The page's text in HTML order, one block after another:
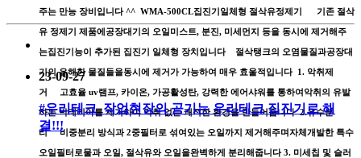
주는 만능 장비입니다 ^^ WMA-500CL집진기일체형 절삭유정제기 기존 절삭
유 정제기​ 제품에공장대기의 오일미스트, 분진, 미세먼지 등을 동시에 제거해주
는집진기능이 추가된 집진기 일체형 장치입니다 절삭탱크의 오염물질과공장대
기의 유해한 물질들을동시에 제거가 가능하여 매우 효울적입니다 1. 악취제
거 고효율 uv램프, 카이온, 가공활성탄, 강력한 에어샤워를 통하여악취의 유발
하는 박테리아를 제거하여 악취 없는 쾌적한 환경을 만들어줍니다 2.유수분
리 비중분리 방식과 2중필터로 섞여있는 오일까지 제거해주며자체개발한 특수
오일필터로물과 오일, 절삭유와 오일을완벽하게 분리해줍니다 3. 미세칩 및 슬러
23-09-27
#우리테크_작업현장의 공기는 우리테크 집진기로 해
결!!!